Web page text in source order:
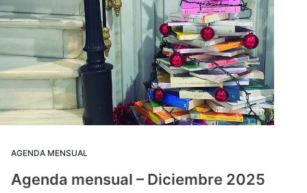
AGENDA MENSUAL
Agenda mensual – Diciembre 2025